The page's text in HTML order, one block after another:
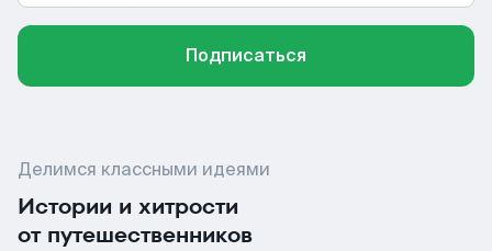
Подписаться
Делимся классными идеями
Истории и хитрости
от путешественников